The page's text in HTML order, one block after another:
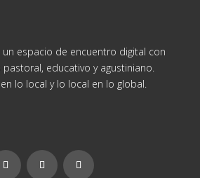
un espacio de encuentro digital con
educativo y agustiniano.
lo local y lo local en lo global.